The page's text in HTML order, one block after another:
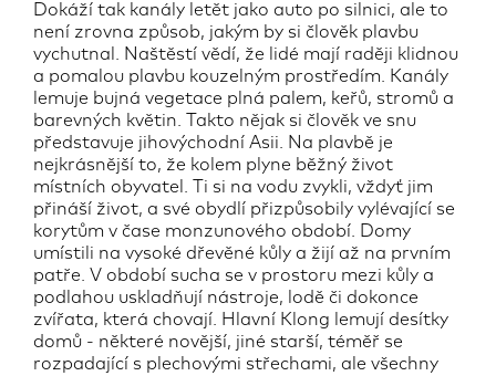
Dokáží tak kanály letět jako auto po silnici, ale to
není zrovna způsob, jakým by si člověk plavbu
vychutnal. Naštěstí vědí, že lidé mají raději klidnou
a pomalou plavbu kouzelným prostředím. Kanály
lemuje bujná vegetace plná palem, keřů, stromů a
barevných květin. Takto nějak si člověk ve snu
představuje jihovýchodní Asii. Na plavbě je
nejkrásnější to, že kolem plyne běžný život
místních obyvatel. Ti si na vodu zvykli, vždyť jim
přináší život, a své obydlí přizpůsobily vylévající se
korytům v čase monzunového období. Domy
umístili na vysoké dřevěné kůly a žijí až na prvním
patře. V období sucha se v prostoru mezi kůly a
podlahou uskladňují nástroje, lodě či dokonce
zvířata, která chovají. Hlavní Klong lemují desítky
domů - některé novější, jiné starší, téměř se
rozpadající s plechovými střechami, ale všechny